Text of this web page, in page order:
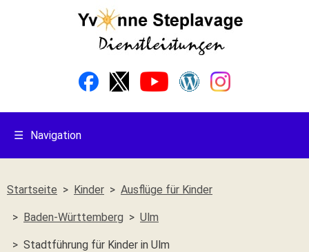
☰ Navigation
Startseite Kinder Ausflüge für Kinder
Baden-Württemberg Ulm
Stadtführung für Kinder in Ulm